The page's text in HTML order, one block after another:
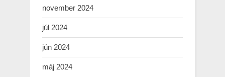
november 2024
júl 2024
jún 2024
máj 2024